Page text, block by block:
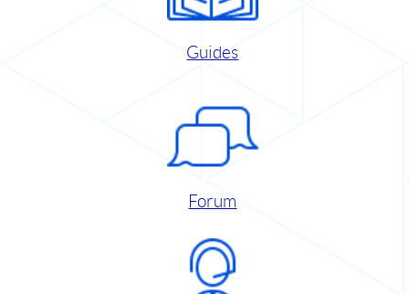
Guides
Forum